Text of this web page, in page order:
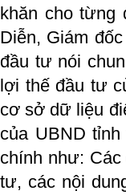
khăn cho từng
Diễn, Giám
đầu tư nói
lợi thế đầu tư
cơ sở dữ liệu
của UBND
chính như:
tư, các nội